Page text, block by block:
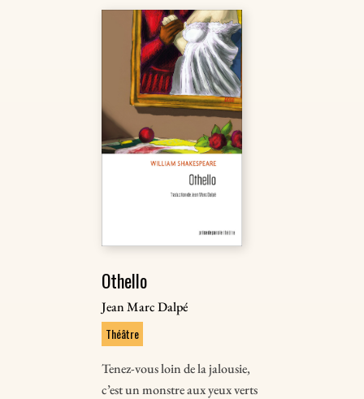
Othello
Jean Marc Dalpé
Théâtre
Tenez-vous loin de la jalousie,
c’est un monstre aux yeux verts